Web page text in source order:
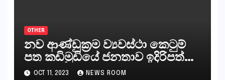
OTHER
නව ආණ්ඩුක්‍රම ව්‍යවස්ථා කෙටුම්
පත කඩිමුඩියේ ජනතාව ඉදිරිපත්
කරන්නේ?
OCT 11, 2023 NEWS ROOM